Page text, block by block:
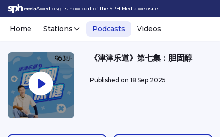
Awedio.sg is now part of the SPH Media website.
Home Stations Podcasts Videos
《津津乐道》第七集：胆固醇
Published on 18 Sep 2025